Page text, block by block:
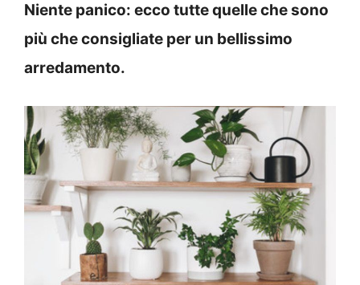
Niente panico: ecco tutte quelle che sono
più che consigliate per un bellissimo
arredamento.